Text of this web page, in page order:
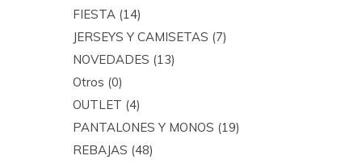
FIESTA (14)
JERSEYS Y CAMISETAS (7)
NOVEDADES (13)
Otros (0)
OUTLET (4)
PANTALONES Y MONOS (19)
REBAJAS (48)